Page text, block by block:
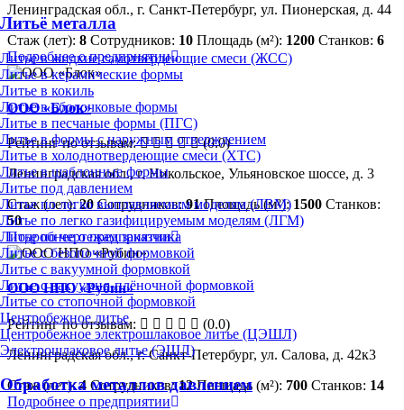
Литьё металла
Литье в жидкие самотвердеющие смеси (ЖСС)
Литье в керамические формы
Литье в кокиль
Литье в оболочковые формы
Литье в песчаные формы (ПГС)
Литье в формы с наружным отверждением
Литье в холоднотвердеющие смеси (ХТС)
Литье в шаблонные формы
Литье под давлением
Литье по легко выплавляемым моделям (ЛВМ)
Литье по легко газифицируемым моделям (ЛГМ)
Литье по чертежам заказчика
Литье с безопочной формовкой
Литье с вакуумной формовкой
Литье с вакуумно-плёночной формовкой
Литье со стопочной формовкой
Центробежное литье
Центробежное электрошлаковое литье (ЦЭШЛ)
Электрошлаковое литье (ЭШЛ)
Обработка металлов давлением
Ленинградская обл., г. Санкт-Петербург, ул. Пионерская, д. 44
Стаж (лет): 8 Сотрудников: 10 Площадь (м²): 1200 Станков: 6
Подробнее о предприятии
ООО «Блок»
Рейтинг по отзывам:
(0.0)
Ленинградская обл., г. Никольское, Ульяновское шоссе, д. 3
Стаж (лет):20 Сотрудников:91 Площадь (м²):1500 Станков:
50
Подробнее о предприятии
ООО НПО «Рубин»
Рейтинг по отзывам:
(0.0)
Ленинградская обл., г. Санкт-Петербург, ул. Салова, д. 42к3
Стаж (лет):4 Сотрудников:12 Площадь (м²): 700 Станков: 14
Подробнее о предприятии